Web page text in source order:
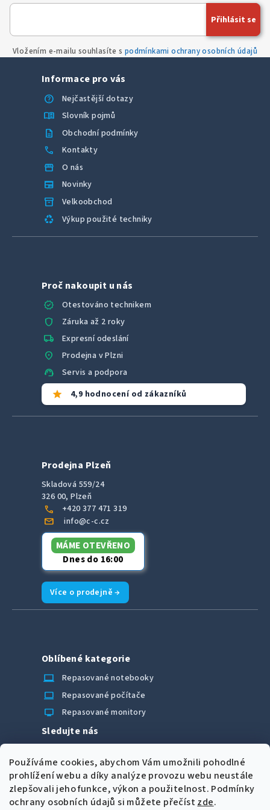
Používáme cookies, abychom Vám umožnili pohodlné
prohlížení webu a díky analýze provozu webu neustále
zlepšovali jeho funkce, výkon a použitelnost. Podmínky
ochrany osobních údajů si můžete přečíst zde.
Vložením e-mailu souhlasíte s podmínkami ochrany osobních údajů
Přihlásit se
Informace pro vás
help
Nejčastější dotazy
menu_book Slovník pojmů
description Obchodní podmínky
call Kontakty
storefront O nás
newspaper Novinky
inventory_2 Velkoobchod
recycling Výkup použité techniky
Proč nakoupit u nás
verified
Otestováno technikem
shield Záruka až 2 roky
local_shipping Expresní odeslání
location_on Prodejna v Plzni
support_agent Servis a podpora
star 4,9 hodnocení od zákazníků
Prodejna Plzeň
Skladová 559/24
326 00, Plzeň
call +420 377 471 319
mail info@c-c.cz
MÁME OTEVŘENO
Dnes do 16:00
Více o prodejně →
Oblíbené kategorie
laptop_chromebook
Repasované notebooky
computer Repasované počítače
monitor Repasované monitory
Sledujte nás
Možnosti úhrady